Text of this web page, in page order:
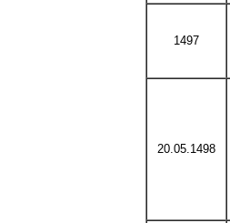
1497
20.05.1498